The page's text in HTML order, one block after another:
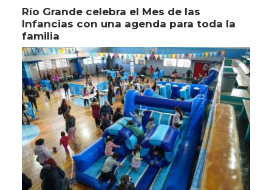
Río Grande celebra el Mes de las
Infancias con una agenda para toda la
familia